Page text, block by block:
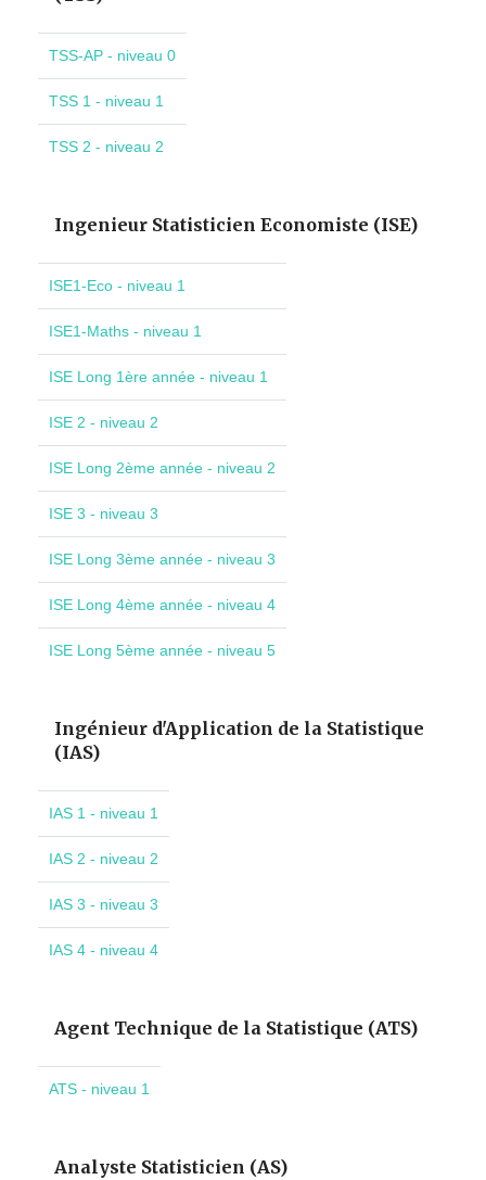
TSS-AP - niveau 0
TSS 1 - niveau 1
TSS 2 - niveau 2
Ingenieur Statisticien Economiste (ISE)
ISE1-Eco - niveau 1
ISE1-Maths - niveau 1
ISE Long 1ère année - niveau 1
ISE 2 - niveau 2
ISE Long 2ème année - niveau 2
ISE 3 - niveau 3
ISE Long 3ème année - niveau 3
ISE Long 4ème année - niveau 4
ISE Long 5ème année - niveau 5
Ingénieur d'Application de la Statistique
(IAS)
IAS 1 - niveau 1
IAS 2 - niveau 2
IAS 3 - niveau 3
IAS 4 - niveau 4
Agent Technique de la Statistique (ATS)
ATS - niveau 1
Analyste Statisticien (AS)